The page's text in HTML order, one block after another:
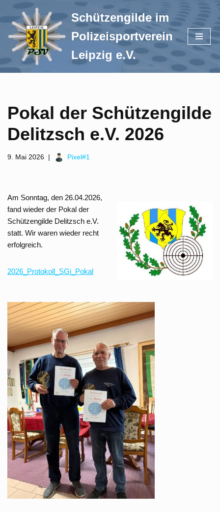
Zum
Inhalt
springen
Schützengilde im
Polizeisportverein
Leipzig e.V.
Pokal der Schützengilde
Delitzsch e.V. 2026
9. Mai 2026 Pixel#1
Am Sonntag, den 26.04.2026,
fand wieder der Pokal der
Schützengilde Delitzsch e.V.
statt. Wir waren wieder recht
erfolgreich.
2026_Protokoll_SGi_Pokal